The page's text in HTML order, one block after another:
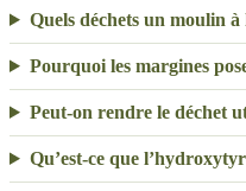
Quels déchets un moulin
Pourquoi les margines
Peut-on rendre le déchet
Qu’est-ce que